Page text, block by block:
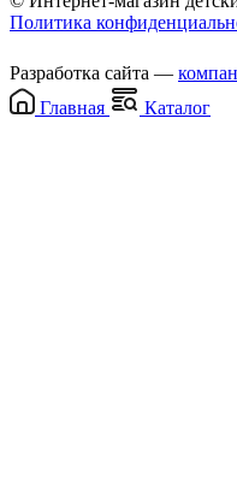
Политика
Разработка сайта —
Главная
Каталог